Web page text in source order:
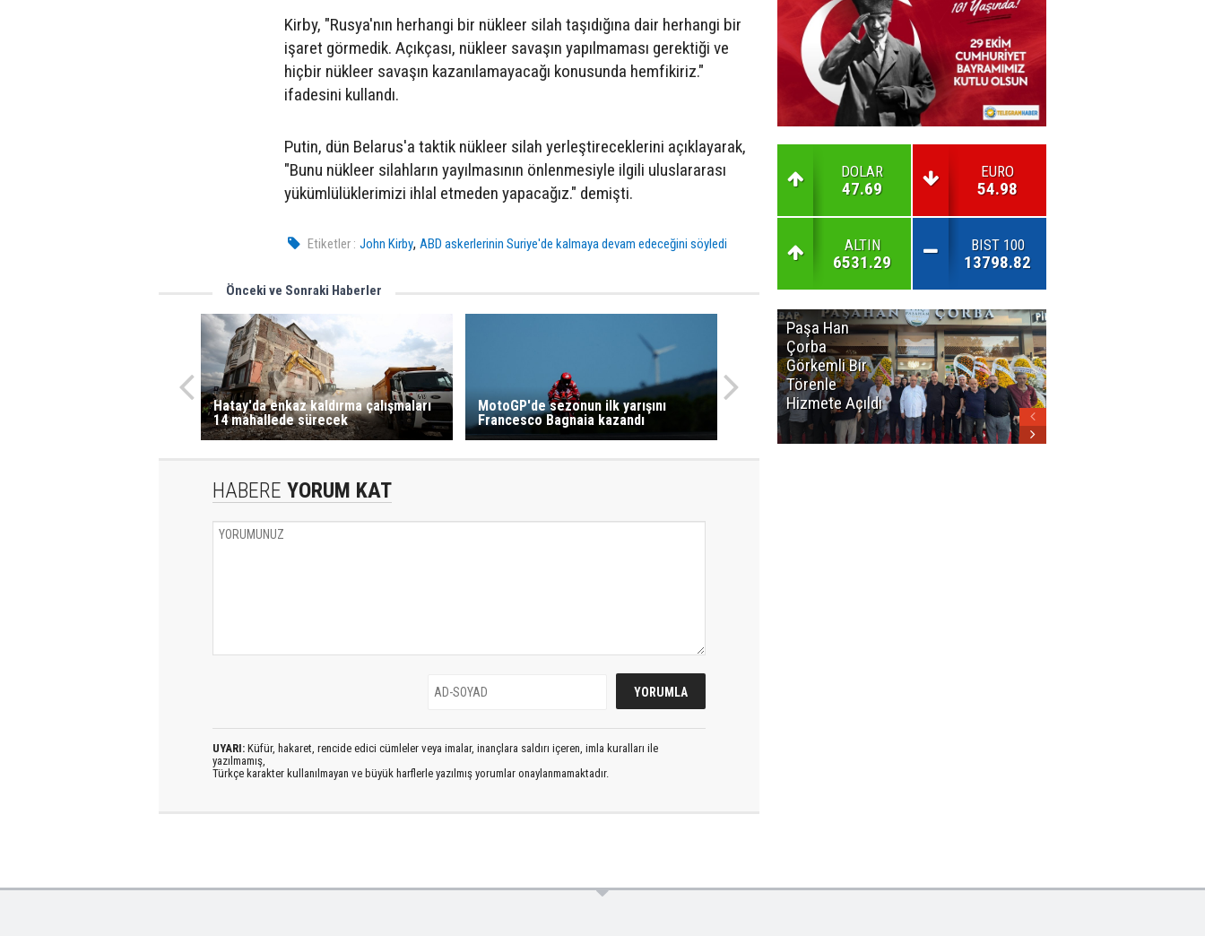
Kirby, "Rusya'nın herhangi bir nükleer silah taşıdığına dair herhangi bir
işaret görmedik. Açıkçası, nükleer savaşın yapılmaması gerektiği ve
hiçbir nükleer savaşın kazanılamayacağı konusunda hemfikiriz."
ifadesini kullandı.
Putin, dün Belarus'a taktik nükleer silah yerleştireceklerini açıklayarak,
"Bunu nükleer silahların yayılmasının önlenmesiyle ilgili uluslararası
yükümlülüklerimizi ihlal etmeden yapacağız." demişti.
Etiketler : John Kirby,ABD askerlerinin Suriye'de kalmaya devam edeceğini söyledi
Önceki ve Sonraki Haberler
Hatay'da enkaz kaldırma çalışmaları
14 mahallede sürecek
MotoGP'de sezonun ilk yarışını
Francesco Bagnaia kazandı
HABERE YORUM KAT
UYARI: Küfür, hakaret, rencide edici cümleler veya imalar, inançlara saldırı içeren, imla kuralları ile
yazılmamış,
Türkçe karakter kullanılmayan ve büyük harflerle yazılmış yorumlar onaylanmamaktadır.
DOLAR
47.69
EURO
54.98
ALTIN
6531.29
BIST 100
13798.82
Paşa Han
Çorba
Görkemli Bir
Törenle
Hizmete Açıldı